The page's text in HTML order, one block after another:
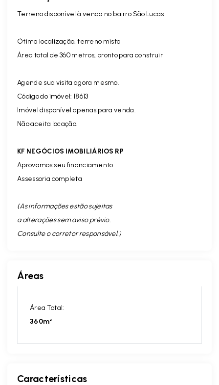
Terreno disponível à venda no bairro São Lucas
Ótima localização, terreno misto
Área total de 360 metros, pronto para construir
Agende sua visita agora mesmo.
Código do imóvel: 18613
Imóvel disponível apenas para venda.
Não aceita locação.
KF NEGÓCIOS IMOBILIÁRIOS RP
Aprovamos seu financiamento.
Assessoria completa
(As informações estão sujeitas
a alterações sem aviso prévio.
Consulte o corretor responsável. )
Áreas
Área Total:
360m²
Características